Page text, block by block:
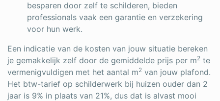
besparen door zelf te schilderen, bieden
professionals vaak een garantie en verzekering
voor hun werk.
Een indicatie van de kosten van jouw situatie bereken
je gemakkelijk zelf door de gemiddelde prijs per m2 te
vermenigvuldigen met het aantal m2 van jouw plafond.
Het btw-tarief op schilderwerk bij huizen ouder dan 2
jaar is 9% in plaats van 21%, dus dat is alvast mooi